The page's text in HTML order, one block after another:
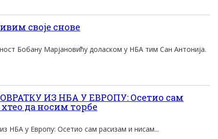
своје снове
Бобану Марјановићу доласком у НБА тим Сан Антонија.
ИЗ НБА У ЕВРОПУ: Осетио сам
да носим торбе
НБА у Европу: Осетио сам расизам и нисам...